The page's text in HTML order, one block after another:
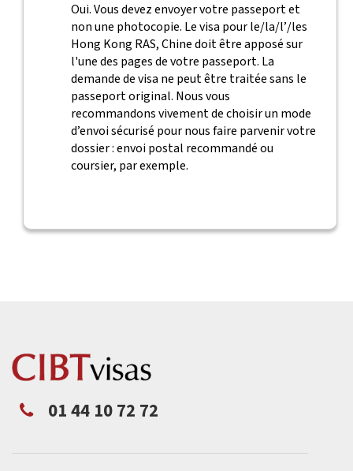
Oui. Vous devez envoyer votre passeport et
non une photocopie. Le visa pour le/la/l’/les
Hong Kong RAS, Chine doit être apposé sur
l'une des pages de votre passeport. La
demande de visa ne peut être traitée sans le
passeport original. Nous vous
recommandons vivement de choisir un mode
d’envoi sécurisé pour nous faire parvenir votre
dossier : envoi postal recommandé ou
coursier, par exemple.
01 44 10 72 72